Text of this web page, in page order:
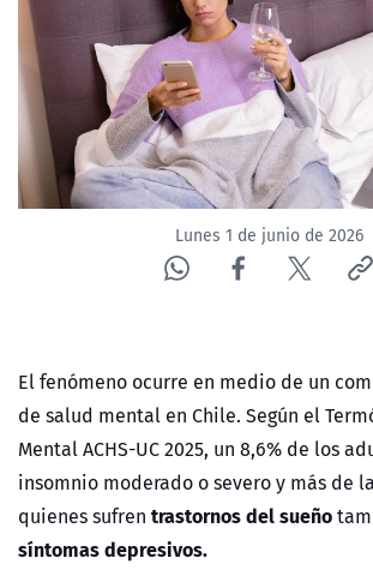
ACTUALIDAD Y TENDENCIAS
CORPORATIVO Y TRANSPARENCIA
CANAL DE DENUNCIAS
ÁREA DE PROYECTOS
Lunes 1 de junio de 2026
El fenómeno ocurre en medio de un
de salud mental en Chile. Según el
Mental ACHS-UC 2025, un 8,6% de los
insomnio moderado o severo y más de
quienes sufren trastornos del sueño
síntomas depresivos.